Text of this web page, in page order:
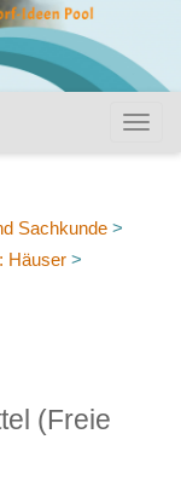
Sachkunde >
Häuser >
(Freie